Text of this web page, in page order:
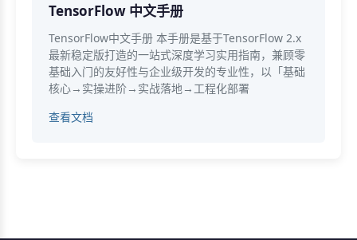
TensorFlow 中文手册
TensorFlow中文手册 本手册是基于TensorFlow 2.x
最新稳定版打造的一站式深度学习实用指南，兼顾零
基础入门的友好性与企业级开发的专业性，以「基础
核心→实操进阶→实战落地→工程化部署
查看文档